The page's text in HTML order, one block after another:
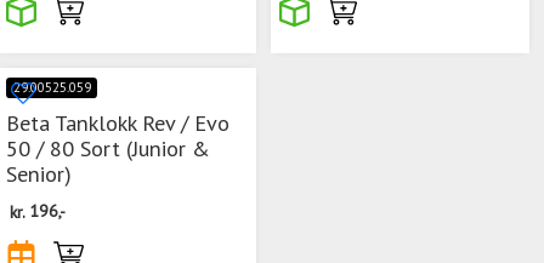
29.00525.059
Beta Tanklokk Rev / Evo
50 / 80 Sort (Junior &
Senior)
kr. 196,-